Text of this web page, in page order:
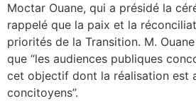
Moctar Ouane, qui a présidé la
rappelé que la paix et la
priorités de la Transition. M.
que “les audiences publiques
cet objectif dont la réalisation est
concitoyens”.